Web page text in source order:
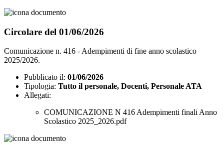
Circolare del 01/06/2026
Comunicazione n. 416 - Adempimenti di fine anno scolastico
2025/2026.
Pubblicato il: 01/06/2026
Tipologia: Tutto il personale, Docenti, Personale ATA
Allegati:
COMUNICAZIONE N 416 Adempimenti finali Anno
Scolastico 2025_2026.pdf